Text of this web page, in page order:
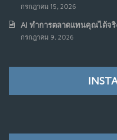
7
เมื่อรัฐบาลเริ่มคิดแ
ราชการไปตลอดกาล
NO COMMENTS
เมื่อโลกออนไลน์ กล
กรกฎาคม 15, 2026
AI ทำการตลาดแทนคุณได้จ
กรกฎาคม 9, 2026